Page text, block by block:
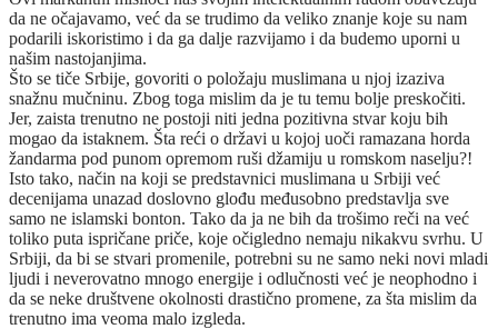
da ne očajavamo, već da se trudimo da veliko znanje koje su nam
podarili iskoristimo i da ga dalje razvijamo i da budemo uporni u
našim nastojanjima.
Što se tiče Srbije, govoriti o položaju muslimana u njoj izaziva
snažnu mučninu. Zbog toga mislim da je tu temu bolje preskočiti.
Jer, zaista trenutno ne postoji niti jedna pozitivna stvar koju bih
mogao da istaknem. Šta reći o državi u kojoj uoči ramazana horda
žandarma pod punom opremom ruši džamiju u romskom naselju?!
Isto tako, način na koji se predstavnici muslimana u Srbiji već
decenijama unazad doslovno glođu međusobno predstavlja sve
samo ne islamski bonton. Tako da ja ne bih da trošimo reči na već
toliko puta ispričane priče, koje očigledno nemaju nikakvu svrhu. U
Srbiji, da bi se stvari promenile, potrebni su ne samo neki novi mladi
ljudi i neverovatno mnogo energije i odlučnosti već je neophodno i
da se neke društvene okolnosti drastično promene, za šta mislim da
trenutno ima veoma malo izgleda.